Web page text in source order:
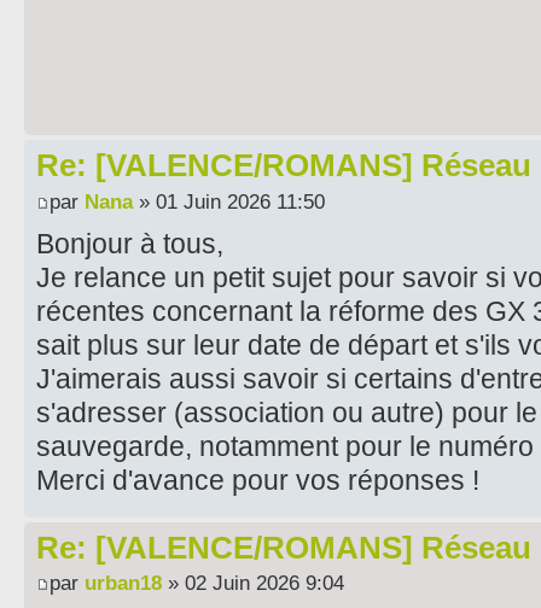
Re: [VALENCE/ROMANS] Réseau
par Nana» 01 Juin 2026 11:50
Bonjour à tous,
​Je relance un petit sujet pour savoir si
récentes concernant la réforme des GX
sait plus sur leur date de départ et s'ils
​J'aimerais aussi savoir si certains
s'adresser (association ou autre) pour
sauvegarde, notamment pour le numéro
​Merci d'avance pour vos réponses !
Re: [VALENCE/ROMANS] Réseau
par urban18 » 02 Juin 2026 9:04